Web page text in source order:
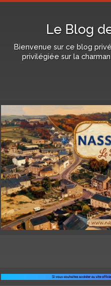
Le Blog
Bienvenue sur ce blog
privilégiée sur la